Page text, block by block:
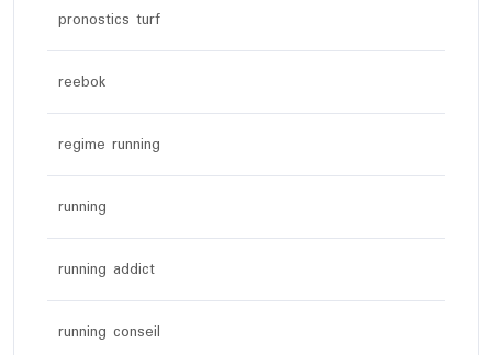
pronostics turf
reebok
regime running
running
running addict
running conseil